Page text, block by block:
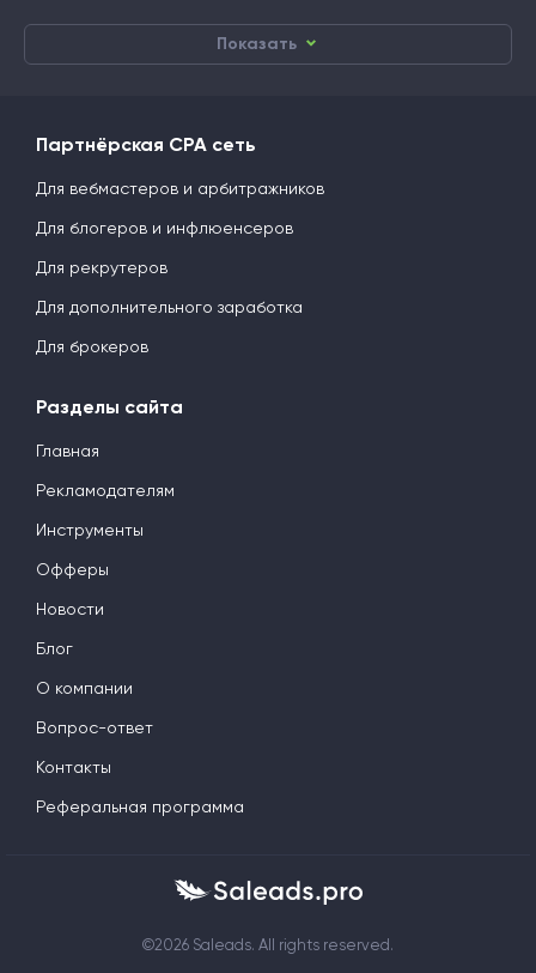
Показать
©2026 Saleads. All rights reserved.
Партнёрская CPA сеть
Для вебмастеров и арбитражников
Для блогеров и инфлюенсеров
Для рекрутеров
Для дополнительного заработка
Для брокеров
Разделы сайта
Главная
Рекламодателям
Инструменты
Офферы
Новости
Блог
О компании
Вопрос-ответ
Контакты
Реферальная программа